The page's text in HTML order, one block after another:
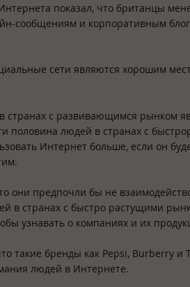
показал, что британцы
сообщениям и корпоративным
сети являются хорошим
странах с развивающимся рынком
половина людей в странах с
Интернет больше, если он
они предпочли бы не
в странах с быстро растущими
узнавать о компаниях и их
такие бренды как Pepsi, Burberry и
людей в Интернете.